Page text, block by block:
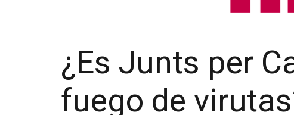
¿Es Junts per
fuego de